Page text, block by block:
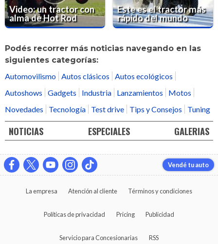
Video: un tractor con
alma de Hot Rod
Este es el tractor más
rápido del mundo
Podés recorrer más noticias navegando en las
siguientes categorías:
Automovilismo Autos clásicos
Autos ecológicos
Autoshows
Gadgets Industria Lanzamientos
Motos
Novedades
Tecnología Test drive Tips y Consejos Tuning
NOTICIAS ESPECIALES GALERIAS
Vendé tu auto
La empresa Atención al cliente Términos y condiciones
Políticas de privacidad Pricing Publicidad
Servicio para Concesionarias RSS